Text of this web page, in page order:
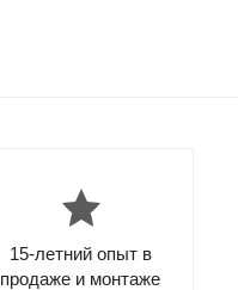
15-летний опыт в
продаже и монтаже